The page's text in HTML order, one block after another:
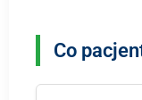
Co